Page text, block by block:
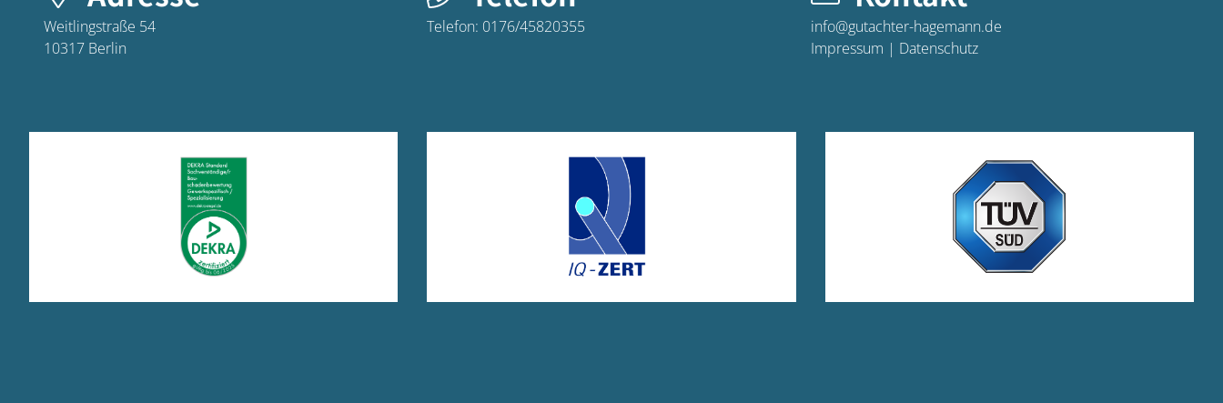
Weitlingstraße 54
10317 Berlin
Telefon: 0176/45820355
info@gutachter-hagemann.de
Impressum | Datenschutz